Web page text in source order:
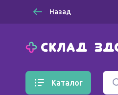
Назад
Каталог